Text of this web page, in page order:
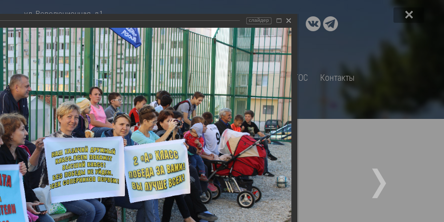
ул. Революционная, д.1
gelendzhik@mo.krasnodar.ru
АA+
Дума Администрация Руководители Документы КСП Обращения ТОС Контакты
задачи и функции
данных
информация
реформа
коррупции
организации
информация
служба
ДУМА
Новости
Структура
Депутат ЗСК
Депутат ГД
График приёмов граждан
депутатами
Депутатское объединение
Совет молодых депутатов
Законотворчество
Постоянные комиссии и график
заседаний
Сведения о доходах, расходах, об
ДОКУМЕНТЫ
Правовые акты и их экспертиза
Оценка регулирующего
воздействия
Экспертиза действующих
нормативных правовых актов
Оценка применения
обязательных требований
Муниципальный контроль
Формы обращений
Градостроительная деятельность
Архивный отдел
Порядок обжалования
двора" в мкр.Северный
нашего двора" в мкр.Северный (12 фото)
слайдер